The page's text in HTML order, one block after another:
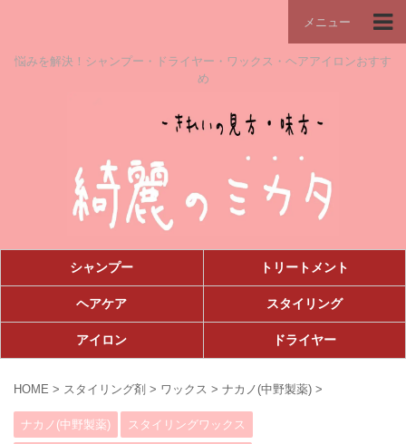
メニュー
悩みを解決！シャンプー・ドライヤー・ワックス・ヘアアイロンおすす
め
シャンプー トリートメント
ヘアケア スタイリング
アイロン ドライヤー
HOME > スタイリング剤 > ワックス > ナカノ(中野製薬) >
ナカノ(中野製薬) スタイリングワックス